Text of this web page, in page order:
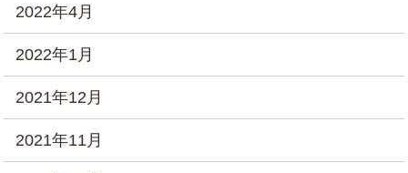
2022年4月
2022年1月
2021年12月
2021年11月